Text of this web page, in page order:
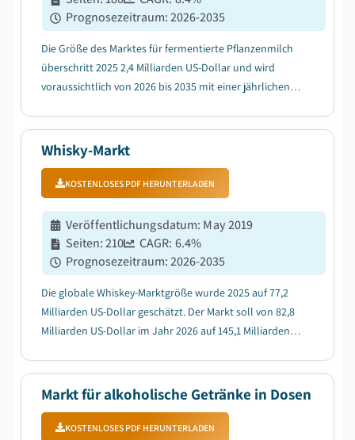
Prognosezeitraum:2026-2035
Die Größe des Marktes für fermentierte Pflanzenmilch
überschritt 2025 2,4 Milliarden US-Dollar und wird
voraussichtlich von 2026 bis 2035 mit einer jährlichen
funktionellen Lebensmitteln....
Whisky-Markt
KOSTENLOSES PDF HERUNTERLADEN
Veröffentlichungsdatum: May 2019
Seiten:210 CAGR: 6.4%
Prognosezeitraum:2026-2035
Die globale Whiskey-Marktgröße wurde 2025 auf 77,2
Milliarden US-Dollar geschätzt. Der Markt soll von 82,8
Milliarden US-Dollar im Jahr 2026 auf 145,1 Milliarden
von 6,4 %, wie der neueste Bericht von Global...
Markt für alkoholische Getränke in Dosen
KOSTENLOSES PDF HERUNTERLADEN